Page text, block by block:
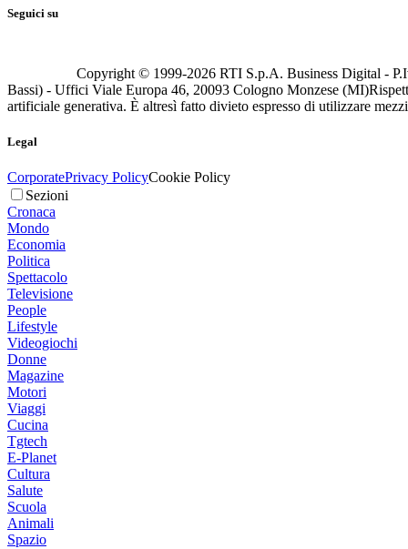
Seguici su
Copyright © 1999-2026 RTI S.p.A. Business Digital -
Bassi) - Uffici Viale Europa 46, 20093 Cologno Monzese (MI)
artificiale generativa. È altresì fatto divieto espresso di utilizzare
Legal
CorporatePrivacy PolicyCookie Policy
Sezioni
Cronaca
Mondo
Economia
Politica
Spettacolo
Televisione
People
Lifestyle
Videogiochi
Donne
Magazine
Motori
Viaggi
Cucina
Tgtech
E-Planet
Cultura
Salute
Scuola
Animali
Spazio